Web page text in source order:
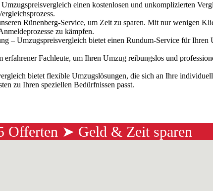
einen kostenlosen und unkomplizierten
Rünenberg-Service, um Zeit zu sparen. Mit nur wenigen
zu kämpfen.
– Umzugspreisvergleich bietet einen Rundum-Service für
erfahrener Fachleute, um Ihren Umzug reibungslos und
bietet flexible Umzugslösungen, die sich an Ihre
zu Ihren speziellen Bedürfnissen passt.
Offerten ➤ Geld & Zeit sparen